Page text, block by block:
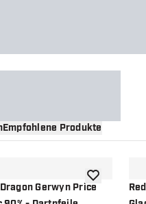
Empfohlene Produkte
hinzufügenGerwyn Price
Zur